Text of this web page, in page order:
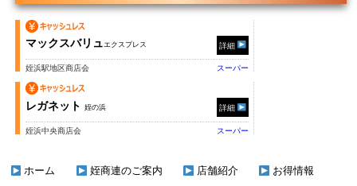
マックスバリュエクスプレス 詳細
姪浜駅地区商店会 スーパー
レガネット 姪の浜 詳細
姪浜中央商店会 スーパー
ホーム 姪商連のご案内 店舗紹介 お得情報